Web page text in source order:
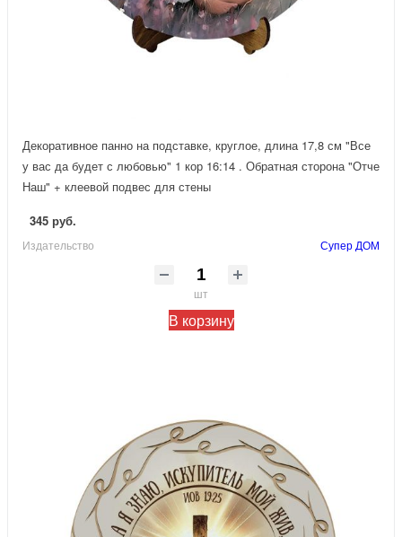
Декоративное панно на подставке, круглое, длина 17,8 см "Все
у вас да будет с любовью" 1 кор 16:14 . Обратная сторона "Отче
Наш" + клеевой подвес для стены
345 руб.
Издательство Супер ДОМ
шт
В корзину